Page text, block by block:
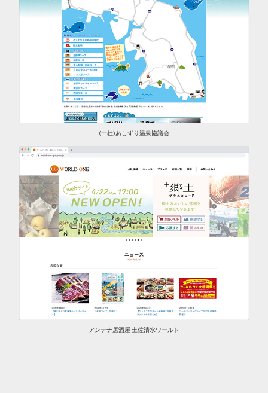
(一社)あしずり温泉協議会
アンテナ居酒屋 土佐清水ワールド